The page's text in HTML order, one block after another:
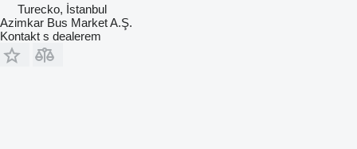
Turecko, İstanbul
Azimkar Bus Market A.Ş.
Kontakt s dealerem